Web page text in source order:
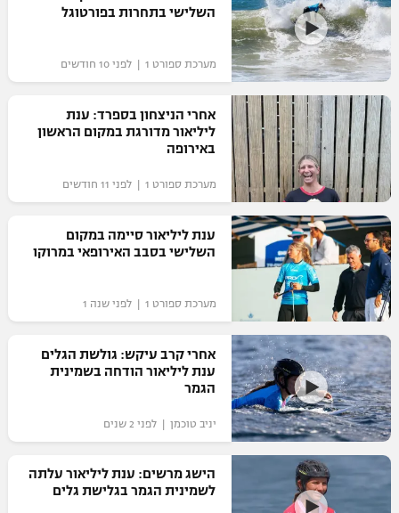
VOD
רץ ברשת
תוצאות
לוח שידורים
ברחבה
"מעל הליגה" – פודקאסט
"מחצית בשכונה" – פודקאסט
משתתפים וזוכים בפרסים
נבחרת ישראל
מכבי חיפה
בית"ר ירושלים
מכבי תל אביב
הפועל תל אביב
הפועל חיפה
הפועל באר שבע
מכבי נתניה
בני יהודה
ליגה ספרדית
ליגה איטלקית
ליגה צרפתית
ליגה הולנדית
ליגה סינית
ליגה ברזילאית
ליגות נוספות
כדורסל נשים
מכבי תל אביב
הפועל חולון
הפועל ירושלים
דני אבדיה
יורוליג
יורוקאפ
טניס
כדוריד
כדורעף
שחייה
ג'ודו
אגרוף
ספורט אולימפי
UFC
היאבקות WWE
אופניים
ספורט מוטורי
השלישי בתחרות בפורטוגל
מערכת ספורט 1 | לפני 10 חודשים
אחרי הניצחון בספרד: ענת
ליליאור מדורגת במקום הראשון
באירופה
מערכת ספורט 1 | לפני 11 חודשים
ענת ליליאור סיימה במקום
השלישי בסבב האירופאי במרוקו
מערכת ספורט 1 | לפני שנה 1
אחרי קרב עיקש: גולשת הגלים
ענת ליליאור הודחה בשמינית
הגמר
יניב טוכמן | לפני 2 שנים
הישג מרשים: ענת ליליאור עלתה
לשמינית הגמר בגלישת גלים